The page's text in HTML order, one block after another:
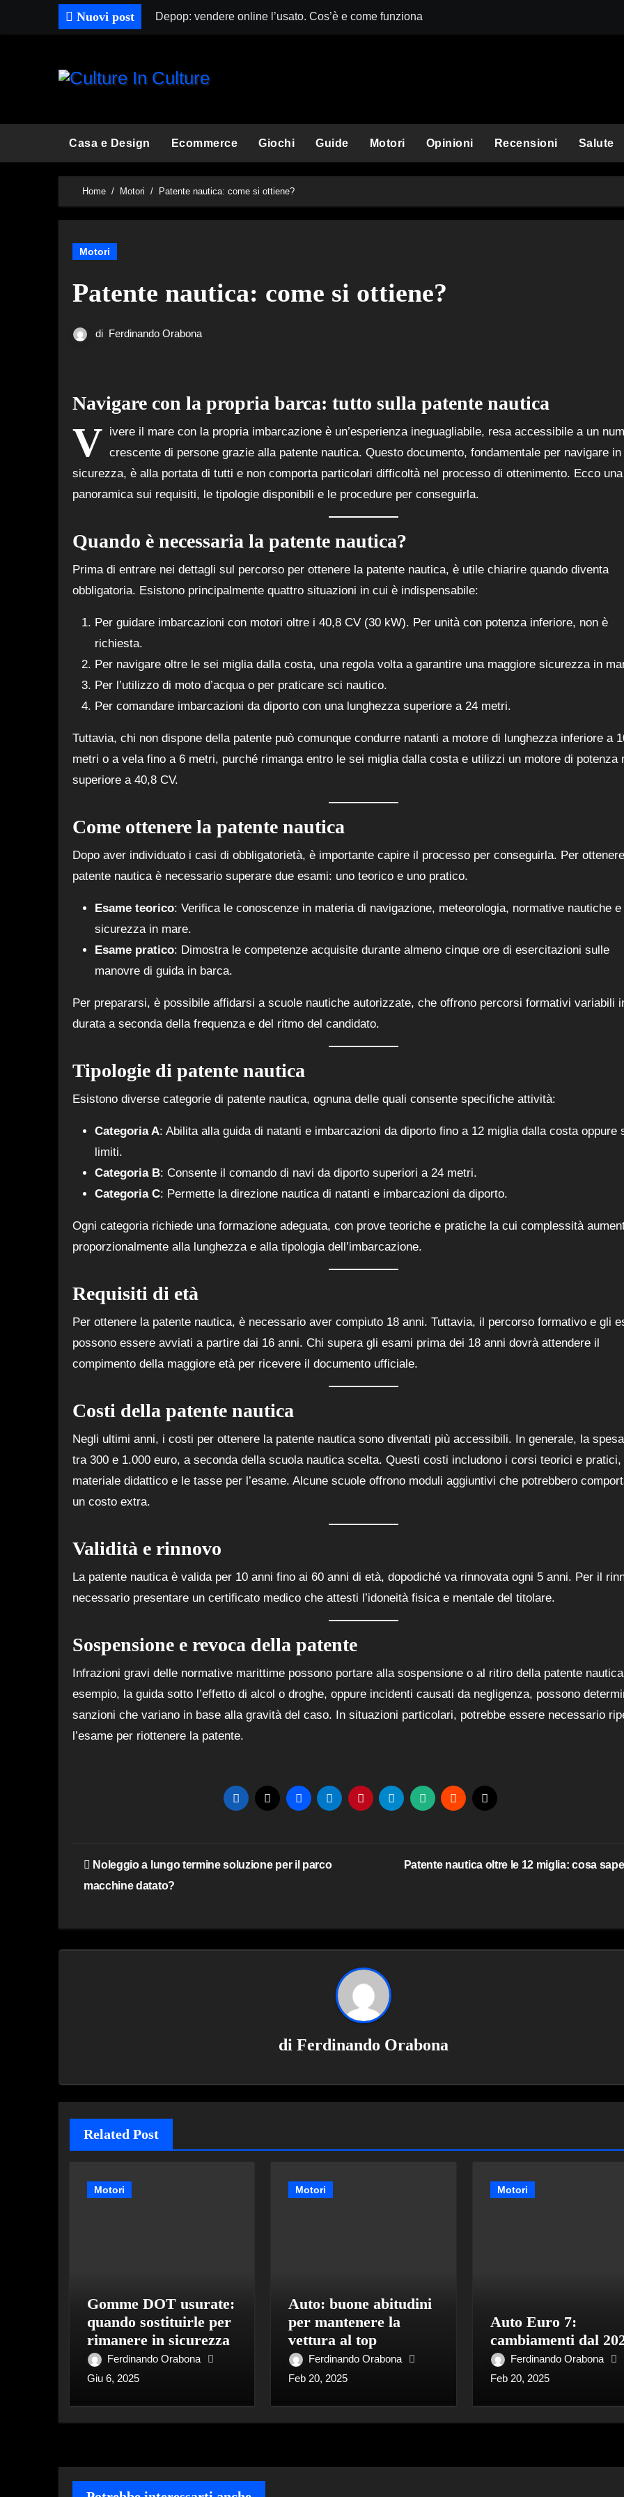
Nuovi post Depop: vendere online l’usato. Cos’è e come funziona
Casa e Design Ecommerce Giochi Guide Motori Opinioni Recensioni Salute
Home Motori Patente nautica: come si ottiene?
Motori
Patente nautica: come si ottiene?
di Ferdinando Orabona
Navigare con la propria barca: tutto sulla patente nautica
V ivere il mare con la propria imbarcazione è un’esperienza ineguagliabile, resa accessibile a un
crescente di persone grazie alla patente nautica. Questo documento, fondamentale per navigare in
sicurezza, è alla portata di tutti e non comporta particolari difficoltà nel processo di ottenimento. Ecco una
panoramica sui requisiti, le tipologie disponibili e le procedure per conseguirla.
Quando è necessaria la patente nautica?
Prima di entrare nei dettagli sul percorso per ottenere la patente nautica, è utile chiarire quando diventa
obbligatoria. Esistono principalmente quattro situazioni in cui è indispensabile:
Per guidare imbarcazioni con motori oltre i 40,8 CV (30 kW). Per unità con potenza inferiore, non è
richiesta.
Per navigare oltre le sei miglia dalla costa, una regola volta a garantire una maggiore sicurezza in
Per l’utilizzo di moto d’acqua o per praticare sci nautico.
Per comandare imbarcazioni da diporto con una lunghezza superiore a 24 metri.
Tuttavia, chi non dispone della patente può comunque condurre natanti a motore di lunghezza inferiore a
metri o a vela fino a 6 metri, purché rimanga entro le sei miglia dalla costa e utilizzi un motore di potenza
superiore a 40,8 CV.
Come ottenere la patente nautica
Dopo aver individuato i casi di obbligatorietà, è importante capire il processo per conseguirla. Per
patente nautica è necessario superare due esami: uno teorico e uno pratico.
Esame teorico: Verifica le conoscenze in materia di navigazione, meteorologia, normative nautiche e
sicurezza in mare.
Esame pratico: Dimostra le competenze acquisite durante almeno cinque ore di esercitazioni sulle
manovre di guida in barca.
Per prepararsi, è possibile affidarsi a scuole nautiche autorizzate, che offrono percorsi formativi variabili
durata a seconda della frequenza e del ritmo del candidato.
Tipologie di patente nautica
Esistono diverse categorie di patente nautica, ognuna delle quali consente specifiche attività:
Categoria A: Abilita alla guida di natanti e imbarcazioni da diporto fino a 12 miglia dalla costa oppure
limiti.
Categoria B: Consente il comando di navi da diporto superiori a 24 metri.
Categoria C: Permette la direzione nautica di natanti e imbarcazioni da diporto.
Ogni categoria richiede una formazione adeguata, con prove teoriche e pratiche la cui complessità
proporzionalmente alla lunghezza e alla tipologia dell’imbarcazione.
Requisiti di età
Per ottenere la patente nautica, è necessario aver compiuto 18 anni. Tuttavia, il percorso formativo e gli
possono essere avviati a partire dai 16 anni. Chi supera gli esami prima dei 18 anni dovrà attendere il
compimento della maggiore età per ricevere il documento ufficiale.
Costi della patente nautica
Negli ultimi anni, i costi per ottenere la patente nautica sono diventati più accessibili. In generale, la
tra 300 e 1.000 euro, a seconda della scuola nautica scelta. Questi costi includono i corsi teorici e pratici,
materiale didattico e le tasse per l’esame. Alcune scuole offrono moduli aggiuntivi che potrebbero
un costo extra.
Validità e rinnovo
La patente nautica è valida per 10 anni fino ai 60 anni di età, dopodiché va rinnovata ogni 5 anni. Per il
necessario presentare un certificato medico che attesti l’idoneità fisica e mentale del titolare.
Sospensione e revoca della patente
Infrazioni gravi delle normative marittime possono portare alla sospensione o al ritiro della patente
esempio, la guida sotto l’effetto di alcol o droghe, oppure incidenti causati da negligenza, possono
sanzioni che variano in base alla gravità del caso. In situazioni particolari, potrebbe essere necessario
l’esame per riottenere la patente.
Navigazione
articoli
Noleggio a lungo termine soluzione per il parco
macchine datato?
Patente nautica oltre le 12 miglia: cosa
di Ferdinando Orabona
Related Post
Motori
Gomme DOT usurate:
quando sostituirle per
rimanere in sicurezza
Ferdinando Orabona
Giu 6, 2025
Motori
Auto: buone abitudini
per mantenere la
vettura al top
Ferdinando Orabona
Feb 20, 2025
Motori
Auto Euro 7:
cambiamenti dal
Ferdinando Orabona
Feb 20, 2025